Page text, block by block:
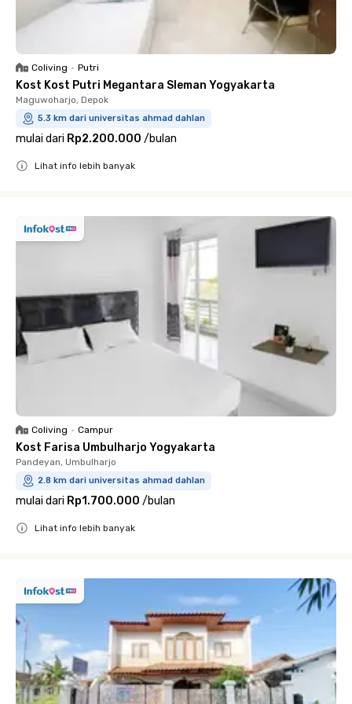
Coliving • Putri
Kost Kost Putri Megantara Sleman Yogyakarta
Maguwoharjo, Depok
5.3 km dari universitas ahmad dahlan
mulai dari Rp2.200.000 /bulan
Lihat info lebih banyak
Coliving • Campur
Kost Farisa Umbulharjo Yogyakarta
Pandeyan, Umbulharjo
2.8 km dari universitas ahmad dahlan
mulai dari Rp1.700.000 /bulan
Lihat info lebih banyak